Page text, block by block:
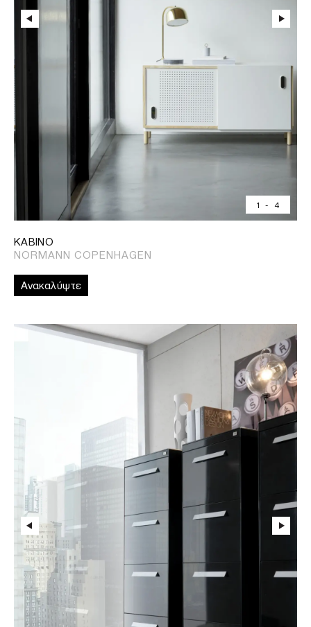
1 - 4
KABINO
NORMANN COPENHAGEN
Ανακαλύψτε